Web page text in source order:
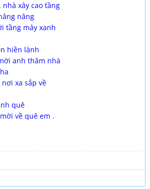
nhà xây cao tầng
nâng
tầng mây xanh
hiền lành
anh thăm nhà
xa sắp về
quê
về quê em .